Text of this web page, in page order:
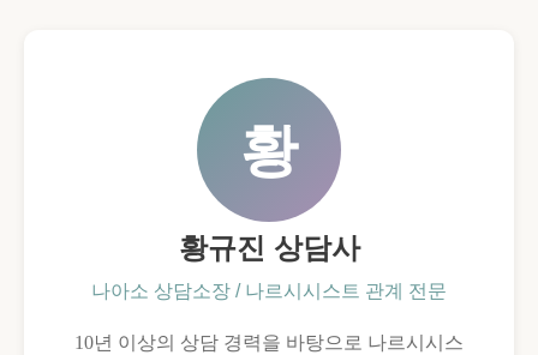
황
황규진 상담사
나아소 상담소장 / 나르시시스트 관계 전문
10년 이상의 상담 경력을 바탕으로 나르시시스